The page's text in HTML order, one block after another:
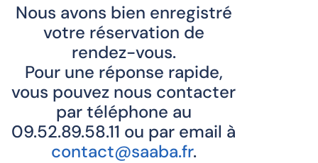
Nous avons bien enregistré
votre réservation de
rendez-vous.
Pour une réponse rapide,
vous pouvez nous contacter
par téléphone au
09.52.89.58.11 ou par email à
contact@saaba.fr.